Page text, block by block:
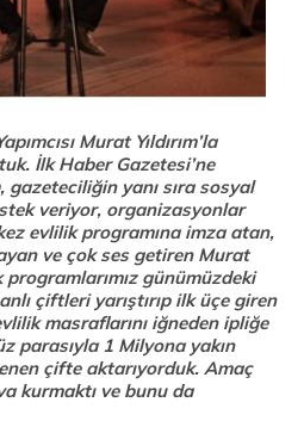
Murat Yıldırım’la
İlk Haber Gazetesi’ne
gazeteciliğin yanı sıra sosyal
veriyor, organizasyonlar
evlilik programına imza atan,
ve çok ses getiren Murat
programlarımız günümüzdeki
çiftleri yarıştırıp ilk üçe giren
masraflarını iğneden ipliğe
parasıyla 1 Milyona yakın
çifte aktarıyorduk. Amaç
kurmaktı ve bunu da